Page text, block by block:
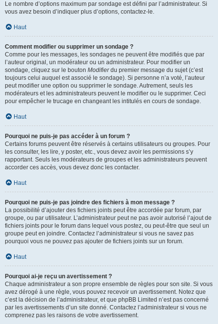
Le nombre d’options maximum par sondage est défini par l’administrateur. Si
vous avez besoin d’indiquer plus d’options, contactez-le.
Haut
Comment modifier ou supprimer un sondage ?
Comme pour les messages, les sondages ne peuvent être modifiés que par
l’auteur original, un modérateur ou un administrateur. Pour modifier un
sondage, cliquez sur le bouton Modifierdu premier message du sujet (c’est
toujours celui auquel est associé le sondage). Si personne n’a voté, l’auteur
peut modifier une option ou supprimer le sondage. Autrement, seuls les
modérateurs et les administrateurs peuvent le modifier ou le supprimer. Ceci
pour empêcher le trucage en changeant les intitulés en cours de sondage.
Haut
Pourquoi ne puis-je pas accéder à un forum ?
Certains forums peuvent être réservés à certains utilisateurs ou groupes. Pour
les consulter, les lire, y poster, etc., vous devez avoir les permissions s’y
rapportant. Seuls les modérateurs de groupes et les administrateurs peuvent
accorder ces accès, vous devez donc les contacter.
Haut
Pourquoi ne puis-je pas joindre des fichiers à mon message ?
La possibilité d’ajouter des fichiers joints peut être accordée par forum, par
groupe, ou par utilisateur. L’administrateur peut ne pas avoir autorisé l’ajout de
fichiers joints pour le forum dans lequel vous postez, ou peut-être que seul un
groupe peut en joindre. Contactez l’administrateur si vous ne savez pas
pourquoi vous ne pouvez pas ajouter de fichiers joints sur un forum.
Haut
Pourquoi ai-je reçu un avertissement ?
Chaque administrateur a son propre ensemble de règles pour son site. Si vous
avez dérogé à une règle, vous pouvez recevoir un avertissement. Notez que
c’est la décision de l’administrateur, et que phpBB Limited n’est pas concerné
par les avertissements d’un site donné. Contactez l’administrateur si vous ne
comprenez pas les raisons de votre avertissement.